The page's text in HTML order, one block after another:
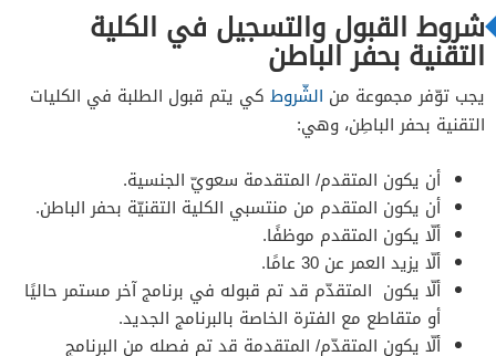
شروط القبول والتسجيل في الكلية
التقنية بحفر الباطن
يجب توّفر مجموعة من الشّروط كي يتم قبول الطلبة في الكليات
التقنية بحفر الباطِن، وهي:
أن يكون المتقدم/ المتقدمة سعويّ الجنسية.
أن يكون المتقدم من منتسبي الكلية التقنيّة بحفر الباطن.
ألّا يكون المتقدم موظفًا.
ألّا يزيد العمر عن 30 عامًا.
ألّا يكون المتقدّم قد تم قبوله في برنامج آخر مستمر حاليًا
أو متقاطع مع الفترة الخاصة بالبرنامج الجديد.
ألّا يكون المتقدّم/ المتقدمة قد تم فصله من البرنامج